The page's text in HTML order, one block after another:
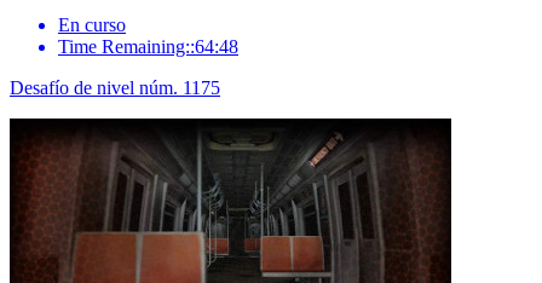
En curso
Time Remaining::64:48
Desafío de nivel núm. 1175